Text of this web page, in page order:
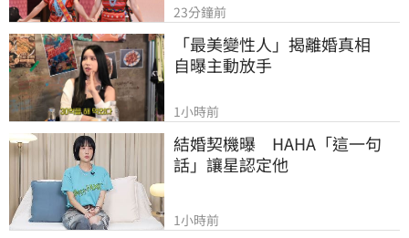
23分鐘前
「最美變性人」揭離婚真相
自曝主動放手
1小時前
結婚契機曝　HAHA「這一句
話」讓星認定他
1小時前